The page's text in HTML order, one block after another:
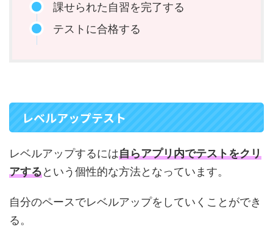
課せられた自習を完了する
テストに合格する
レベルアップテスト
レベルアップするには自らアプリ内でテストをクリ
アするという個性的な方法となっています。
自分のペースでレベルアップをしていくことができ
る。